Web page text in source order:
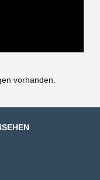
vorhanden.